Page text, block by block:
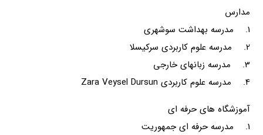
مدارس
1. مدرسه بهداشت سوشهری
2. مدرسه علوم کاربردی سرکیسلا
3. مدرسه زبانهای خارجی
4. مدرسه علوم کاربردی Zara Veysel Dursun
آموزشگاه های حرفه ای
1. مدرسه حرفه ای جمهوریت